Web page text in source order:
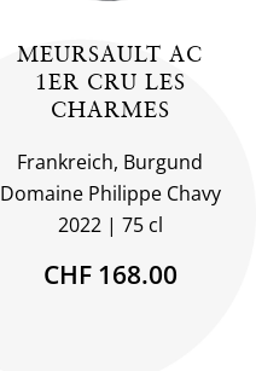
MEURSAULT AC
1ER CRU LES
CHARMES
Frankreich, Burgund
Domaine Philippe Chavy
2022
75 cl
CHF 168.00